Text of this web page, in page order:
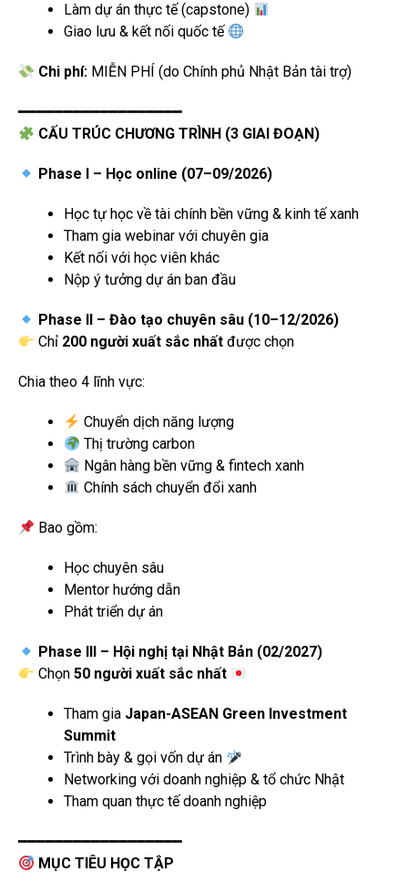
Làm dự án thực tế (capstone)
Giao lưu & kết nối quốc tế
Chi phí: MIỄN PHÍ (do Chính phủ Nhật Bản tài trợ)
━━━━━━━━━━━━━━━━━━
CẤU TRÚC CHƯƠNG TRÌNH (3 GIAI ĐOẠN)
Phase I – Học online (07–09/2026)
Học tự học về tài chính bền vững & kinh tế xanh
Tham gia webinar với chuyên gia
Kết nối với học viên khác
Nộp ý tưởng dự án ban đầu
Phase II – Đào tạo chuyên sâu (10–12/2026)
Chỉ 200 người xuất sắc nhất được chọn
Chia theo 4 lĩnh vực:
Chuyển dịch năng lượng
Thị trường carbon
Ngân hàng bền vững & fintech xanh
Chính sách chuyển đổi xanh
Bao gồm:
Học chuyên sâu
Mentor hướng dẫn
Phát triển dự án
Phase III – Hội nghị tại Nhật Bản (02/2027)
Chọn50 người xuất sắc nhất
Tham gia Japan-ASEAN Green Investment
Summit
Trình bày & gọi vốn dự án
Networking với doanh nghiệp & tổ chức Nhật
Tham quan thực tế doanh nghiệp
━━━━━━━━━━━━━━━━━━
MỤC TIÊU HỌC TẬP